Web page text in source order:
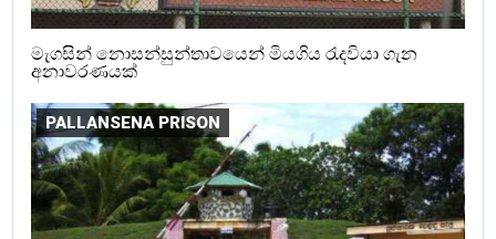
මැගසින් නොසන්සුන්තාවයෙන් මියගිය රැදවියා ගැන
අනාවරණයක්
PALLANSENA PRISON